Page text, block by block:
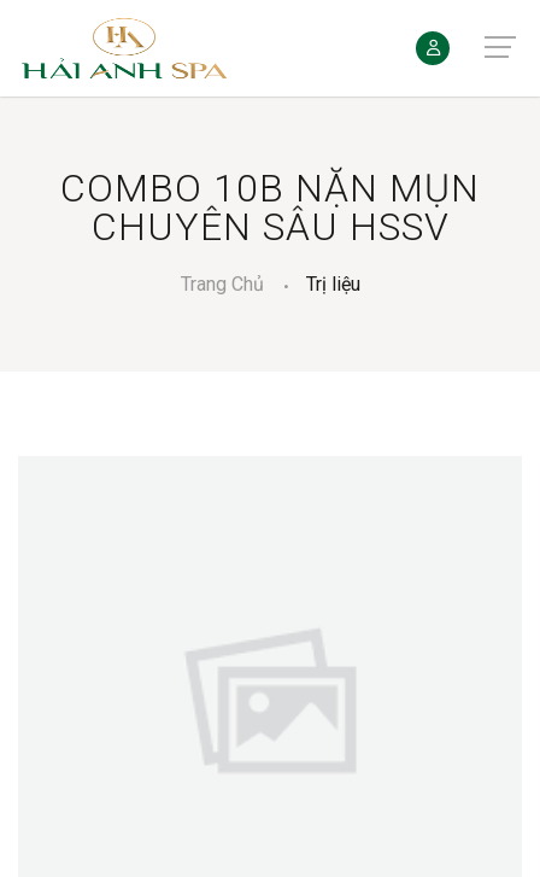
COMBO 10B NẶN MỤN
CHUYÊN SÂU HSSV
Trang Chủ Trị liệu